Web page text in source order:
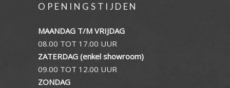
OPENINGSTIJDEN
MAANDAG T/M VRIJDAG
08.00 TOT 17.00 UUR
ZATERDAG (enkel showroom)
09.00 TOT 12.00 UUR
ZONDAG